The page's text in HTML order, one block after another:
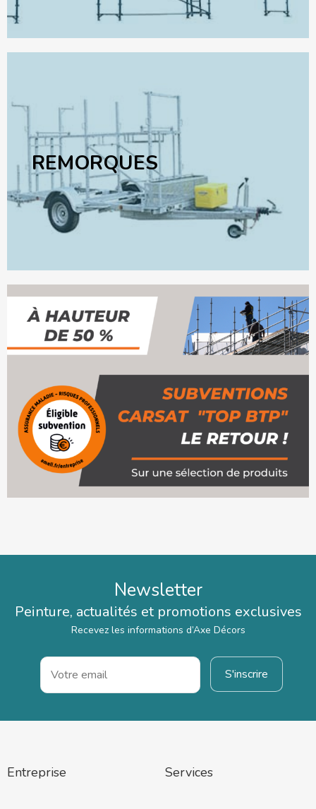
REMORQUES
Newsletter
Peinture, actualités et promotions exclusives
Recevez les informations d’Axe Décors
Entreprise Services